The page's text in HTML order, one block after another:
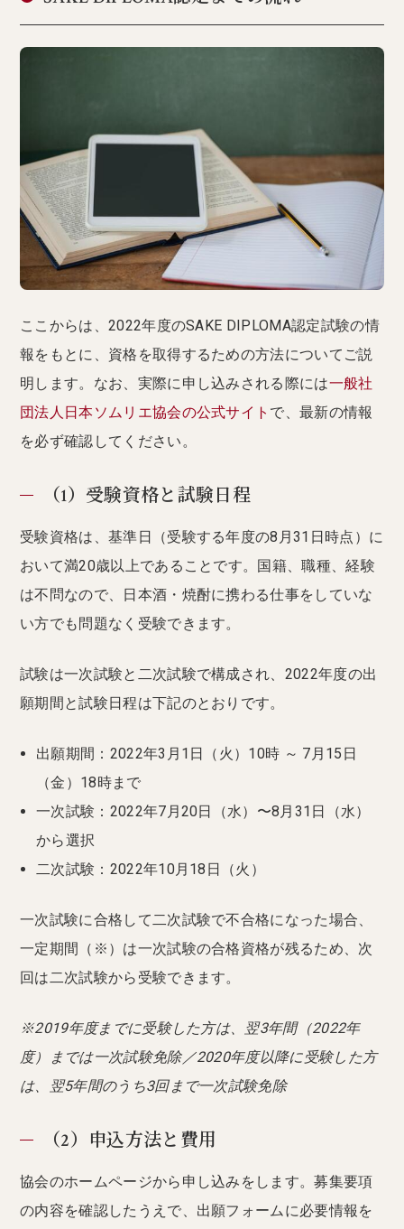
ここからは、2022年度のSAKE DIPLOMA認定試験の情
報をもとに、資格を取得するための方法についてご説
明します。なお、実際に申し込みされる際には一般社
団法人日本ソムリエ協会の公式サイト で、最新の情報
を必ず確認してください。
（1）受験資格と試験日程
受験資格は、基準日（受験する年度の8月31日時点）に
おいて満20歳以上であることです。国籍、職種、経験
は不問なので、日本酒・焼酎に携わる仕事をしていな
い方でも問題なく受験できます。
試験は一次試験と二次試験で構成され、2022年度の出
願期間と試験日程は下記のとおりです。
出願期間：2022年3月1日（火）10時 ～ 7月15日
（金）18時まで
一次試験：2022年7月20日（水）〜8月31日（水）
から選択
二次試験：2022年10月18日（火）
一次試験に合格して二次試験で不合格になった場合、
一定期間（※）は一次試験の合格資格が残るため、次
回は二次試験から受験できます。
※2019年度までに受験した方は、翌3年間（2022年
度）までは一次試験免除／2020年度以降に受験した方
は、翌5年間のうち3回まで一次試験免除
（2）申込方法と費用
協会のホームページから申し込みをします。募集要項
の内容を確認したうえで、出願フォームに必要情報を